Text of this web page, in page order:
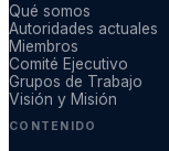
Qué somos
Autoridades actuales
Miembros
Comité Ejecutivo
Grupos de Trabajo
Visión y Misión
CONTENIDO